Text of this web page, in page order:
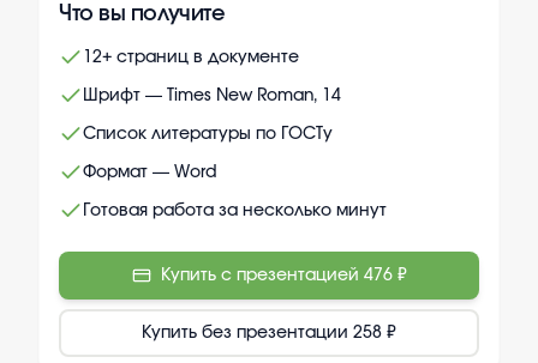
Что вы получите
12+ страниц в документе
Шрифт — Times New Roman, 14
Список литературы по ГОСТу
Формат — Word
Готовая работа за несколько минут
Купить с презентацией 476 ₽
Купить без презентации 258 ₽